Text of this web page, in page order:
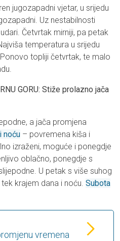
jugozapadni vjetar, u srijedu
Uz nestabilnosti
Četvrtak mirniji, pa petak
temperatura u srijedu
topliji četvrtak, te malo
GORU: Stiže prolazno jača
a jača promjena
noću – povremena kiša i
izraženi, moguće i ponegdje
oblačno, ponegdje s
U petak s više suhog
krajem dana i noću. Subota
vremena